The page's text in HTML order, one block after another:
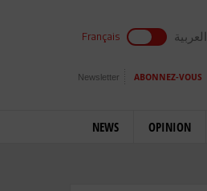
Français العربية
Newsletter ABONNEZ-VOUS
NEWS OPINION